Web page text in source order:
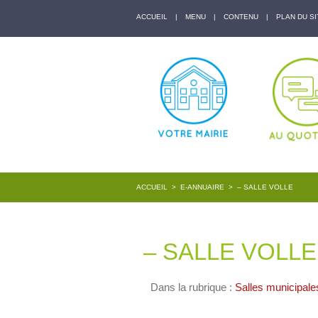
ACCUEIL | MENU | CONTENU | PLAN DU
ACCUEIL > E-ANNUAIRE > – SALLE VOLLE
– SALLE VOLLE
Dans la rubrique : Salles